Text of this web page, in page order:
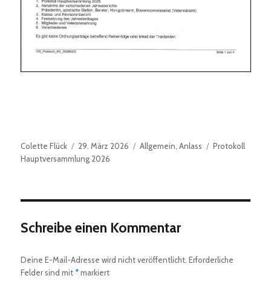
Autor
Colette Flück
Veröffentlicht
am
29. März 2026 Kategorien
Allgemein,Anlass Schlagwörter
Protokoll
Hauptversammlung 2026
Schreibe einen Kommentar
Deine E-Mail-Adresse wird nicht veröffentlicht. Erforderliche
Felder sind mit *markiert